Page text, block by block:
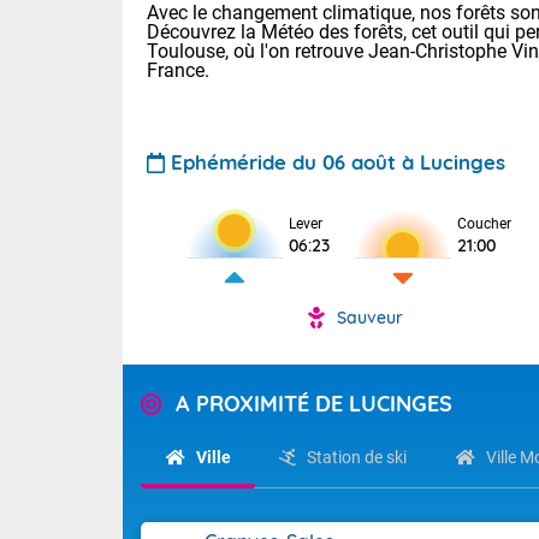
Pour la
temps
Tendance
Avec le changement climatique, nos forêts
Découvrez la Météo des forêts, cet outil qui
Toulouse, où l'on retrouve Jean-Christophe
France.
Ephéméride du 06 août à Lucinges
Lever
06:23
Coucher
21:00
Sauveur
A PROXIMITÉ DE LUCINGES
Ville Station de ski Ville
Voici les
: 18/23 Paris
Clermont-
Lille : 19/24
Cet après-
Risque
du-Sud
Sur le Sud-